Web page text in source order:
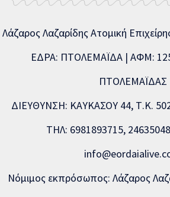
Λάζαρος Λαζαρίδης Ατομική
ΕΔΡΑ: ΠΤΟΛΕΜΑΪΔΑ | ΑΦΜ:
ΠΤΟΛΕΜΑΪΔΑΣ
ΔΙΕΥΘΥΝΣΗ: ΚΑΥΚΑΣΟΥ 44, Τ.Κ.
ΤΗΛ: 6981893715,
Νόμιμος εκπρόσωπος: Λάζαρος